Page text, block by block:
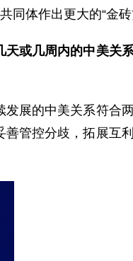
体作出更大的“金砖
或几周内的中美关
展的中美关系符合
管控分歧，拓展互